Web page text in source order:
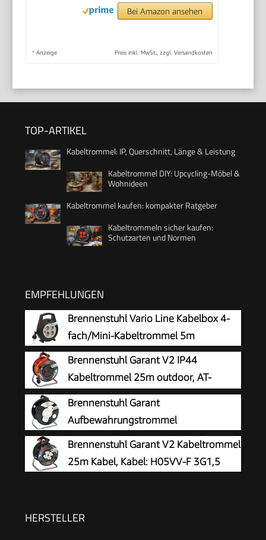
Bei Amazon ansehen
* Anzeige Preis inkl. MwSt., zzgl. Versandkosten
TOP-ARTIKEL
Kabeltrommel: IP, Querschnitt, Länge & Leistung
Kabeltrommel DIY: Upcycling-Möbel &
Wohnideen
Kabeltrommel kaufen: kompakter Ratgeber
Kabeltrommeln sicher kaufen:
Schutzarten und Normen
EMPFEHLUNGEN
Brennenstuhl Vario Line Kabelbox 4-
fach/Mini-Kabeltrommel 5m
Brennenstuhl Garant V2 IP44
Kabeltrommel 25m outdoor, AT-
N05V3V3-F 3G1,5
Brennenstuhl Garant
Aufbewahrungstrommel
Brennenstuhl Garant V2 Kabeltrommel
25m Kabel, Kabel: H05VV-F 3G1,5
HERSTELLER